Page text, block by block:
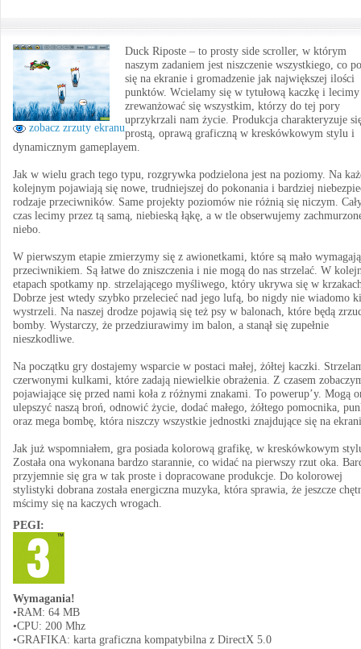
zobacz zrzuty ekranu
Duck Riposte – to prosty side scroller, w którym
naszym zadaniem jest niszczenie wszystkiego, co
się na ekranie i gromadzenie jak największej ilości
punktów. Wcielamy się w tytułową kaczkę i lecimy
zrewanżować się wszystkim, którzy do tej pory
uprzykrzali nam życie. Produkcja charakteryzuje
prostą, oprawą graficzną w kreskówkowym stylu i
dynamicznym gameplayem.
Jak w wielu grach tego typu, rozgrywka podzielona jest na poziomy. Na
kolejnym pojawiają się nowe, trudniejszej do pokonania i bardziej
rodzaje przeciwników. Same projekty poziomów nie różnią się niczym.
czas lecimy przez tą samą, niebieską łąkę, a w tle obserwujemy
niebo.
W pierwszym etapie zmierzymy się z awionetkami, które są mało
przeciwnikiem. Są łatwe do zniszczenia i nie mogą do nas strzelać. W
etapach spotkamy np. strzelającego myśliwego, który ukrywa się w
Dobrze jest wtedy szybko przelecieć nad jego lufą, bo nigdy nie wiadomo
wystrzeli. Na naszej drodze pojawią się też psy w balonach, które będą
bomby. Wystarczy, że przedziurawimy im balon, a stanął się zupełnie
nieszkodliwe.
Na początku gry dostajemy wsparcie w postaci małej, żółtej kaczki.
czerwonymi kulkami, które zadają niewielkie obrażenia. Z czasem
pojawiające się przed nami koła z różnymi znakami. To powerup’y. Mogą
ulepszyć naszą broń, odnowić życie, dodać małego, żółtego pomocnika,
oraz mega bombę, która niszczy wszystkie jednostki znajdujące się na
Jak już wspomniałem, gra posiada kolorową grafikę, w kreskówkowym
Została ona wykonana bardzo starannie, co widać na pierwszy rzut oka.
przyjemnie się gra w tak proste i dopracowane produkcje. Do kolorowej
stylistyki dobrana została energiczna muzyka, która sprawia, że jeszcze
mścimy się na kaczych wrogach.
PEGI:
Wymagania!
•RAM: 64 MB
•CPU: 200 Mhz
•GRAFIKA: karta graficzna kompatybilna z DirectX 5.0